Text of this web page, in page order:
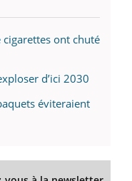
cigarettes ont chuté
d’ici 2030
éviteraient